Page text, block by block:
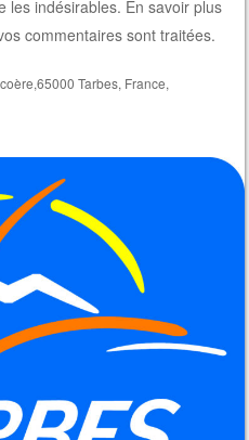
les indésirables. En savoir plus
commentaires sont traitées.
Tarbes, France,